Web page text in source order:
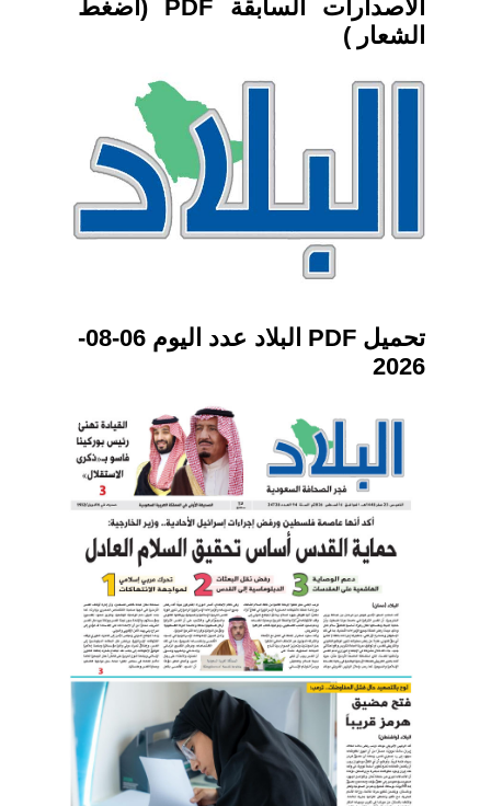
الاصدارات السابقة PDF (اضغط
الشعار )
تحميل PDF البلاد عدد اليوم 06-08-
2026